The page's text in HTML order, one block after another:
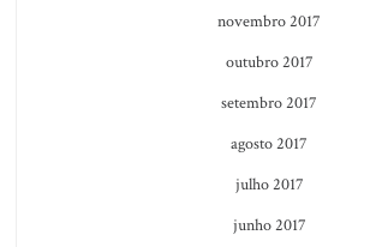
novembro 2017
outubro 2017
setembro 2017
agosto 2017
julho 2017
junho 2017